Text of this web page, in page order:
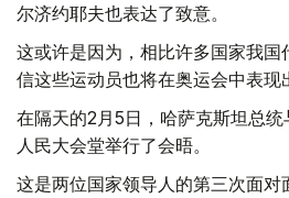
尔济约耶夫也表达了致意。
这或许是因为，相比许多国家我国
信这些运动员也将在奥运会中表现
在隔天的2月5日，哈萨克斯坦总
人民大会堂举行了会晤。
这是两位国家领导人的第三次面对